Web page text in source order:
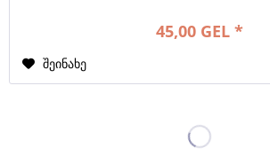
45,00 GEL *
შეინახე